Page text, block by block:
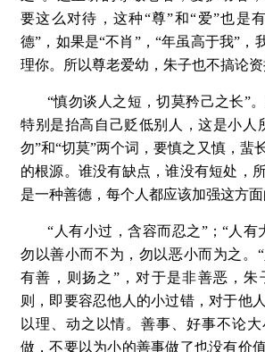
要这么对待，这种“尊”和“爱”也是
德”，如果是“不肖”，“年虽高于我”
理你。所以尊老爱幼，朱子也不搞论资
“慎勿谈人之短，切莫矜己之长”
特别是抬高自己贬低别人，这是小人
勿”和“切莫”两个词，要慎之又慎，蜚
的根源。谁没有缺点，谁没有短处，
是一种善德，每个人都应该加强这方面
“人有小过，含容而忍之”；“人有
勿以善小而不为，勿以恶小而为之。
有善，则扬之”，对于是非善恶，朱
则，即要容忍他人的小过错，对于他
以理、动之以情。善事、好事不论
做，不要以为小的善事做了也没有价